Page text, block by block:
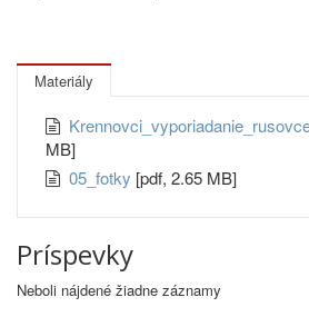
Materiály
MB]
05_fotky [pdf, 2.65 MB]
Príspevky
Neboli nájdené žiadne záznamy